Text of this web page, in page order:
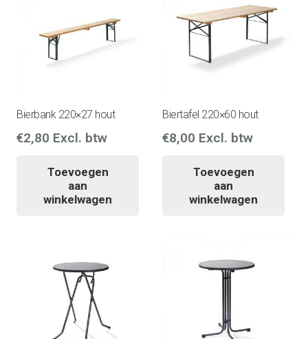
Bierbank 220×27 hout
€2,80 Excl. btw
Toevoegen
aan
winkelwagen
Biertafel 220×60 hout
€8,00 Excl. btw
Toevoegen
aan
winkelwagen